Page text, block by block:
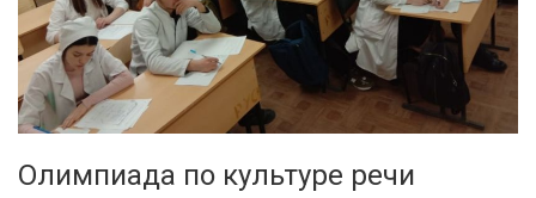
Олимпиада по культуре речи